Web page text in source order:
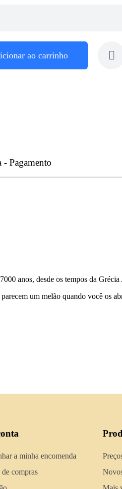
ao carrinho
- Pagamento
anos, desde os tempos da
um melão quando você os
a minha encomenda
compras